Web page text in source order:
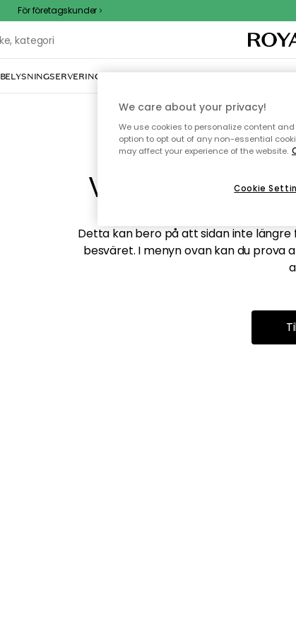
För företagskunder
BELYSNINGSERVERING INREDNINGTEXTIL & MATTORKÖKET
Vi hittar tyvärr
Detta kan bero på att sidan inte
besväret. I menyn ovan kan du prova
We care about your privacy!
We use cookies to personalize content
option to opt out of any non-essential
may affect your experience of the website.
Cookie